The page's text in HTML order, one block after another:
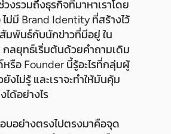
งรวมถึงธุรกิจที่มาหาเราโดย
ไม่มี Brand Identity ที่สร้างไว้
มพันธ์กับนักข่าวที่มีอยู่ ใน
ลยุทธ์เริ่มต้นด้วยคำถามเดิม
รือ Founder นี้รู้อะไรที่กลุ่มผู้
งไม่รู้ และเราจะทำให้มันคุ้ม
ได้อย่างไร
บอย่างตรงไปตรงมาคือจุด